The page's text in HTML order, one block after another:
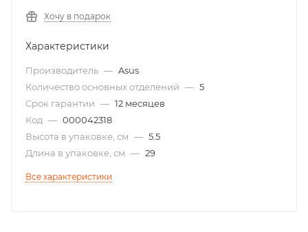
Хочу в подарок
Характеристики
Производитель — Asus
Количество основных отделений — 5
Срок гарантии — 12 месяцев
Код — 000042318
Высота в упаковке, см — 5.5
Длина в упаковке, см — 29
Все характеристики